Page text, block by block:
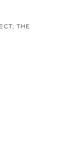
THE